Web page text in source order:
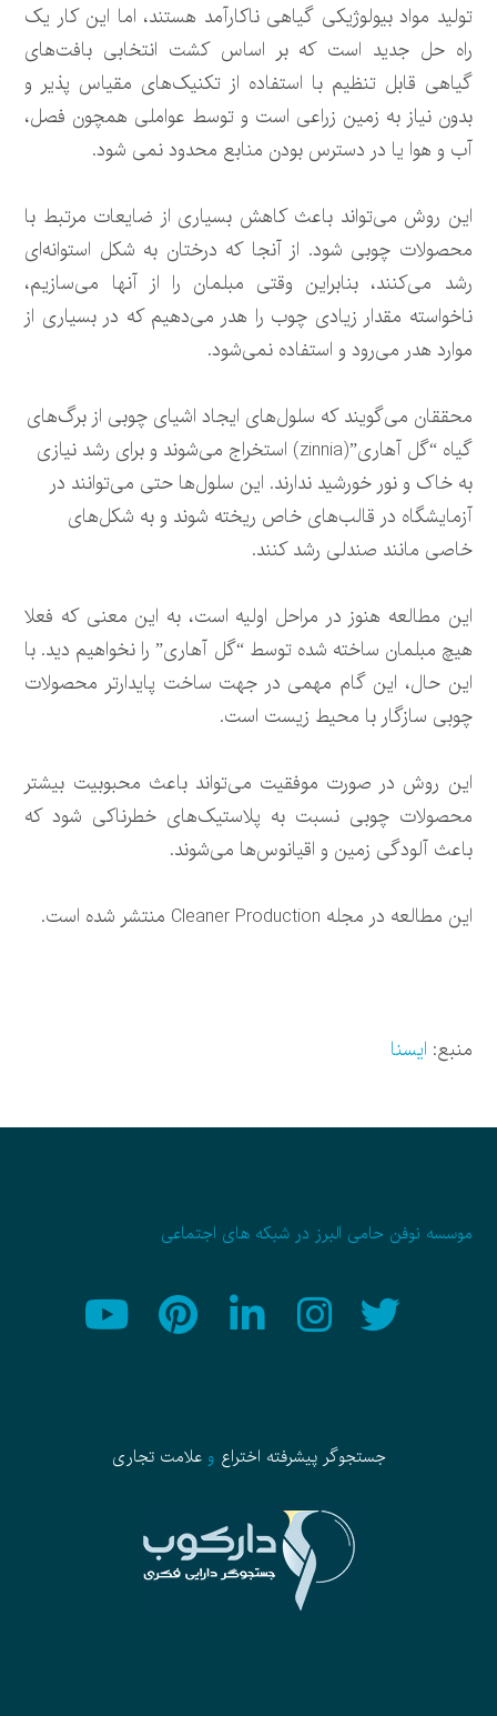
تولید مواد بیولوژیکی گیاهی ناکارآمد هستند، اما این کار یک
راه حل جدید است که بر اساس کشت انتخابی بافت‌های
گیاهی قابل تنظیم با استفاده از تکنیک‌های مقیاس پذیر و
بدون نیاز به زمین زراعی است و توسط عواملی همچون فصل،
آب و هوا یا در دسترس بودن منابع محدود نمی شود.
این روش می‌تواند باعث کاهش بسیاری از ضایعات مرتبط با
محصولات چوبی شود. از آنجا که درختان به شکل استوانه‌ای
رشد می‌کنند، بنابراین وقتی مبلمان را از آنها می‌سازیم،
ناخواسته مقدار زیادی چوب را هدر می‌دهیم که در بسیاری از
موارد هدر می‌رود و استفاده نمی‌شود.
محققان می‌گویند که سلول‌های ایجاد اشیای چوبی از برگ‌های
گیاه “گل آهاری”(zinnia) استخراج می‌شوند و برای رشد نیازی
به خاک و نور خورشید ندارند. این سلول‌ها حتی می‌توانند در
آزمایشگاه در قالب‌های خاص ریخته شوند و به شکل‌های
خاصی مانند صندلی رشد کنند.
این مطالعه هنوز در مراحل اولیه است، به این معنی که فعلا
هیچ مبلمان ساخته شده توسط “گل آهاری” را نخواهیم دید. با
این حال، این گام مهمی در جهت ساخت پایدارتر محصولات
چوبی سازگار با محیط زیست است.
این روش در صورت موفقیت می‌تواند باعث محبوبیت بیشتر
محصولات چوبی نسبت به پلاستیک‌های خطرناکی شود که
باعث آلودگی زمین و اقیانوس‌ها می‌شوند.
این مطالعه در مجله Cleaner Production منتشر شده است.
منبع: ایسنا
موسسه نوفن حامی البرز در شبکه های اجتماعی
جستجوگر پیشرفته اختراع وعلامت تجاری